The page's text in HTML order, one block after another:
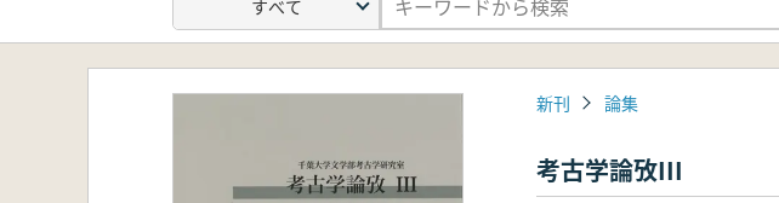
新刊 論集
考古学論攷III